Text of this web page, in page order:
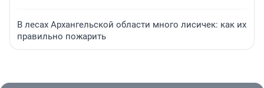
В лесах Архангельской области много лисичек: как их
правильно пожарить